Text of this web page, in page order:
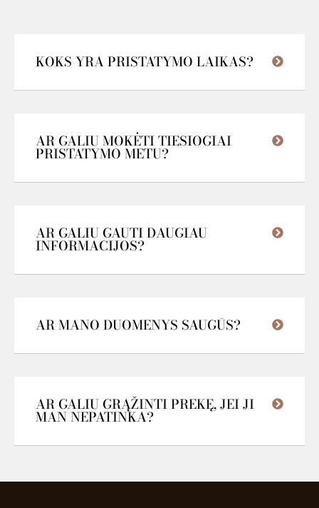
KOKS YRA PRISTATYMO LAIKAS?
AR GALIU MOKĖTI TIESIOGIAI
PRISTATYMO METU?
AR GALIU GAUTI DAUGIAU
INFORMACIJOS?
AR MANO DUOMENYS SAUGŪS?
AR GALIU GRĄŽINTI PREKĘ, JEI JI
MAN NEPATINKA?